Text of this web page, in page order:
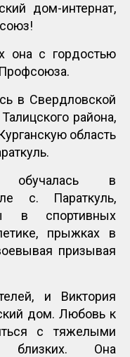
дом-интернат,
она с гордостью
в Свердловской
района,
область
в
с. Параткуль,
в спортивных
прыжках в
призывая
и Виктория
дом. Любовь к
с тяжелыми
близких. Она